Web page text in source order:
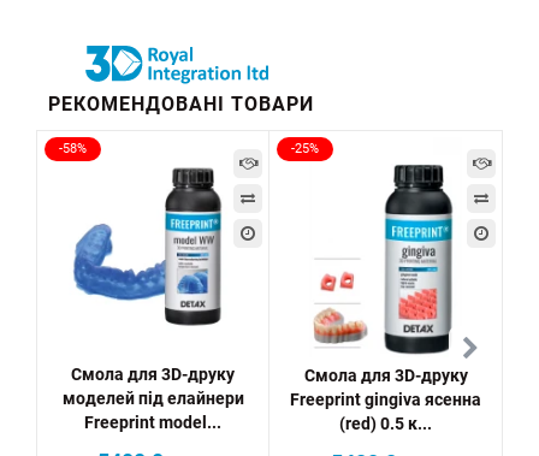
РЕКОМЕНДОВАНІ ТОВАРИ
-58%
Смола для 3D-друку
моделей під елайнери
Freeprint model...
-25%
Смола для 3D-друку
Freeprint gingiva ясенна
(red) 0.5 к...